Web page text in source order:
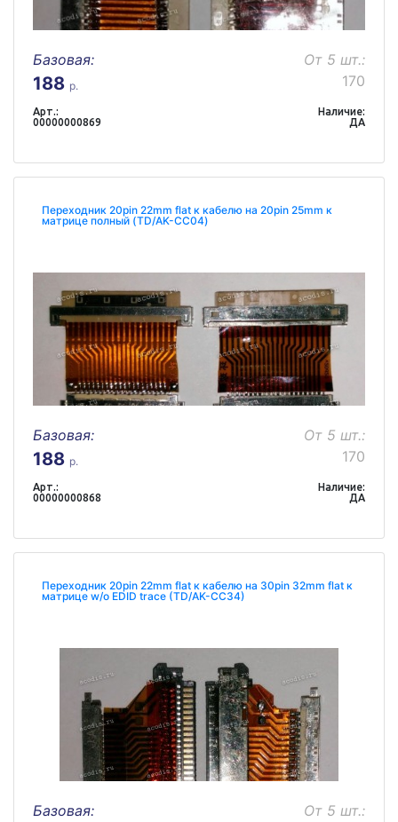
Базовая:
188 р.
От 5 шт.:
170
Арт.:
00000000869
Наличие:
ДА
Переходник 20pin 22mm flat к кабелю на 20pin 25mm к
матрице полный (TD/AK-CC04)
Базовая:
188 р.
От 5 шт.:
170
Арт.:
00000000868
Наличие:
ДА
Переходник 20pin 22mm flat к кабелю на 30pin 32mm flat к
матрице w/o EDID trace (TD/AK-CC34)
Базовая:
От 5 шт.: